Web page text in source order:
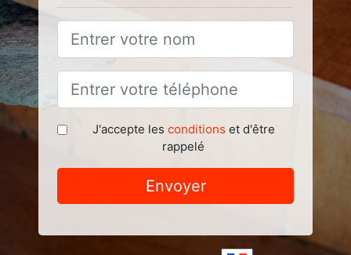
J'accepte les conditions et d'être
rappelé
Envoyer